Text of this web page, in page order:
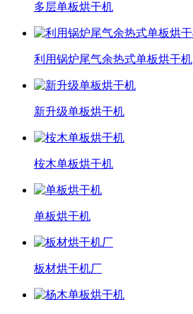
多层单板烘干机
利用锅炉尾气余热式单板烘干机
新升级单板烘干机
桉木单板烘干机
单板烘干机
板材烘干机厂